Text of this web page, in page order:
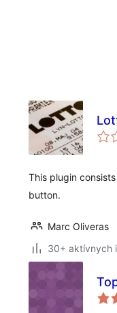
This plugin
button.
Marc Oliveras
30+ aktívnych